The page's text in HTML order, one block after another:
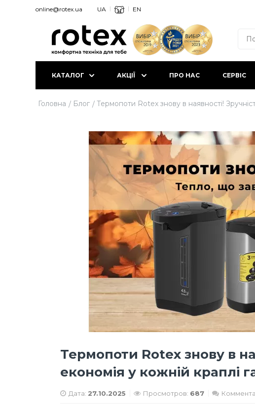
online@rotex.ua UA EN
КАТАЛОГ АКЦІЇ ПРО НАС СЕРВІС
Головна Блог Термопоти Rotex знову в наявності!
Термопоти Rotex знову в
економія у кожній краплі
Дата: 27.10.2025 Просмотров: 687